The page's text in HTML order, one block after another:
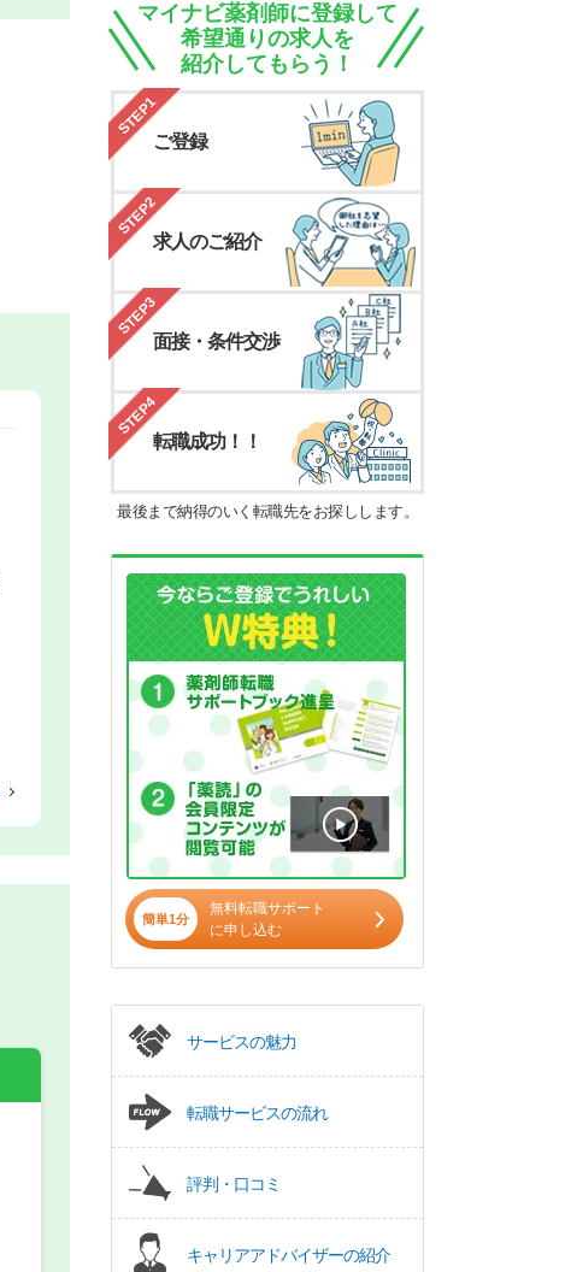
希望の働き方
正社員
マイナビ薬剤師に登録して
希望通りの求人を
紹介してもらう！
STEP1
ご登録
STEP2
求人のご紹介
STEP3
面接・条件交渉
STEP4
転職成功！！
最後まで納得のいく転職先をお探しします。
簡単1分
無料転職サポート
に申し込む
サービスの魅力
転職サービスの流れ
評判・口コミ
キャリアアドバイザーの紹介